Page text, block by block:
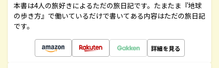
本書は4人の旅好きによるただの旅日記です。たまたま『地球
の歩き方』で働いているだけで書いてある内容はただの旅日記
です。
詳細を見る